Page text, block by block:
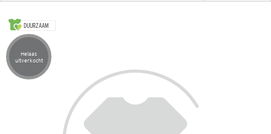
DUURZAAM
Artikel helaas uitverkocht
Helaas
uitverkocht